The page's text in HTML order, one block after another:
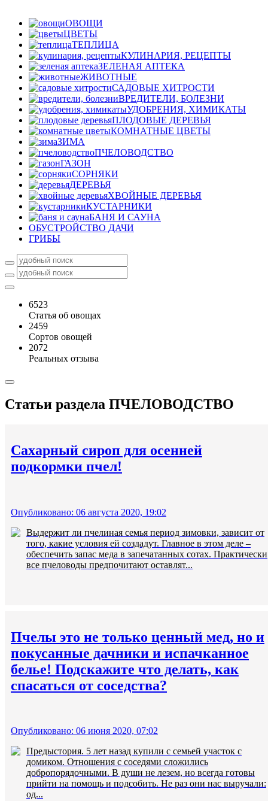
ОВОЩИ
ЦВЕТЫ
ТЕПЛИЦА
КУЛИНАРИЯ, РЕЦЕПТЫ
ЗЕЛЕНАЯ АПТЕКА
ЖИВОТНЫЕ
САДОВЫЕ ХИТРОСТИ
ВРЕДИТЕЛИ, БОЛЕЗНИ
УДОБРЕНИЯ, ХИМИКАТЫ
ПЛОДОВЫЕ ДЕРЕВЬЯ
КОМНАТНЫЕ ЦВЕТЫ
ЗИМА
ПЧЕЛОВОДСТВО
ГАЗОН
СОРНЯКИ
ДЕРЕВЬЯ
ХВОЙНЫЕ ДЕРЕВЬЯ
КУСТАРНИКИ
БАНЯ И САУНА
ОБУСТРОЙСТВО ДАЧИ
ГРИБЫ
6523
Статья об овощах
2459
Сортов овощей
2072
Реальных отзыва
Статьи раздела ПЧЕЛОВОДСТВО
Сахарный сироп для осенней
подкормки пчел!
Опубликовано: 06 августа 2020, 19:02
Выдержит ли пчелиная семья период зимовки, зависит от
того, какие условия ей создадут. Главное в этом деле –
обеспечить запас меда в запечатанных сотах. Практически
все пчеловоды предпочитают оставлят...
Пчелы это не только ценный мед, но и
покусанные дачники и испачканное
белье! Подскажите что делать, как
спасаться от соседства?
Опубликовано: 06 июня 2020, 07:02
Предыстория. 5 лет назад купили с семьей участок с
домиком. Отношения с соседями сложились
добропорядочными. В души не лезем, но всегда готовы
прийти на помощь и подсобить. Не раз они нас выручали:
од...